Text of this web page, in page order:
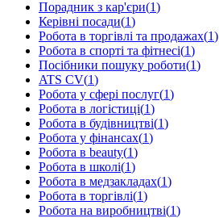
Порадник з кар'єри(1)
Керівні посади(1)
Робота в торгівлі та продажах(1)
Робота в спорті та фітнесі(1)
Посібники пошуку роботи(1)
ATS CV(1)
Робота у сфері послуг(1)
Робота в логістиці(1)
Робота в будівництві(1)
Робота у фінансах(1)
Робота в beauty(1)
Робота в школі(1)
Робота в медзакладах(1)
Робота в торгівлі(1)
Робота на виробництві(1)